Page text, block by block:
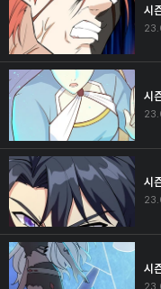
시
시
시
시